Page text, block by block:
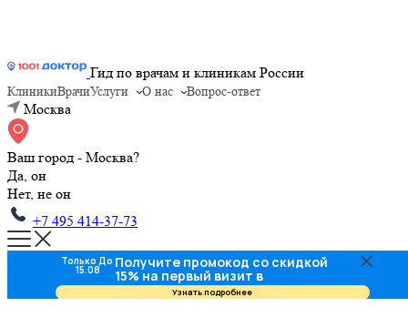
Гид по врачам и клиникам России
КлиникиВрачиУслуги О нас Вопрос-ответ
Москва
Ваш город - Москва?
Да, он
Нет, не он
+7 495 414-37-73
Только До
15.08 Получите промокод со скидкой
15% на первый визит в
стоматологию
Узнать подробнее